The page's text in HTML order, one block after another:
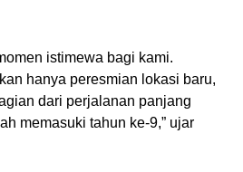
istimewa bagi kami.
hanya peresmian lokasi baru,
dari perjalanan panjang
memasuki tahun ke-9,” ujar